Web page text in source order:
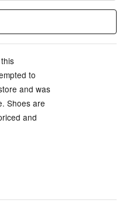
to
and was
Shoes are
and